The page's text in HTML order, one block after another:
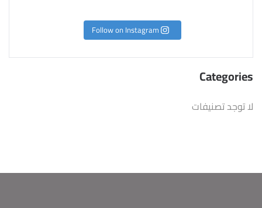
Follow on Instagram
Categories
لا توجد تصنيفات